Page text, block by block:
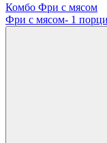
Комбо Фри с мясом
Фри с мясом- 1